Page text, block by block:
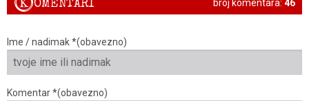
broj komentara: 46
OMENTARI
Ime / nadimak *(obavezno)
Komentar *(obavezno)